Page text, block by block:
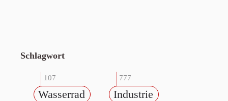
Schlagwort
107
Wasserrad
777
Industrie